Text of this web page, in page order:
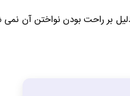
بر راحت بودن نواختن آن نمی